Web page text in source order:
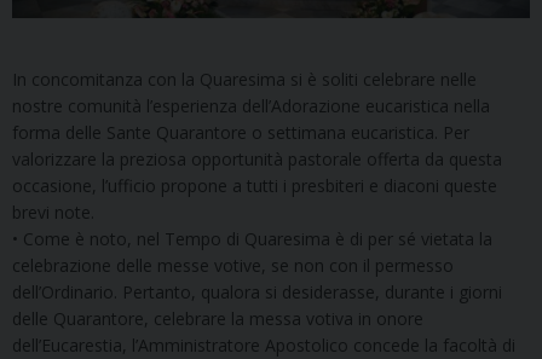
In concomitanza con la Quaresima si è soliti celebrare nelle
nostre comunità l’esperienza dell’Adorazione eucaristica nella
forma delle Sante Quarantore o settimana eucaristica. Per
valorizzare la preziosa opportunità pastorale offerta da questa
occasione, l’ufficio propone a tutti i presbiteri e diaconi queste
brevi note.
• Come è noto, nel Tempo di Quaresima è di per sé vietata la
celebrazione delle messe votive, se non con il permesso
dell’Ordinario. Pertanto, qualora si desiderasse, durante i giorni
delle Quarantore, celebrare la messa votiva in onore
dell’Eucarestia, l’Amministratore Apostolico concede la facoltà di